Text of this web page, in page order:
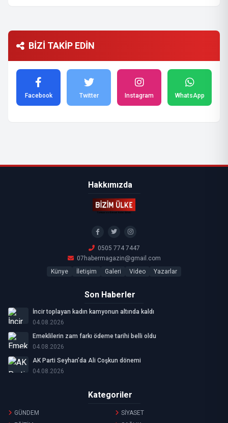
BİZİ TAKİP EDİN
Facebook Twitter Instagram WhatsApp
Hakkımızda
0505 774 7447
07habermagazin@gmail.com
Künye
İletişim Galeri Video Yazarlar
Son Haberler
İncir toplayan kadın kamyonun altında kaldı
04.08.2026
Emeklilerin zam farkı ödeme tarihi belli oldu
04.08.2026
AK Parti Seyhan’da Ali Coşkun dönemi
04.08.2026
Kategoriler
GÜNDEM
SİYASET